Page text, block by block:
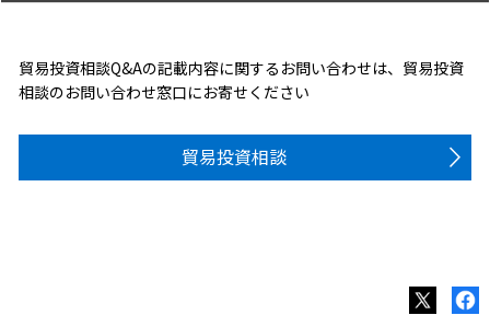
貿易投資相談Q&Aの記載内容に関するお問い合わせは、貿易投資
相談のお問い合わせ窓口にお寄せください
貿易投資相談